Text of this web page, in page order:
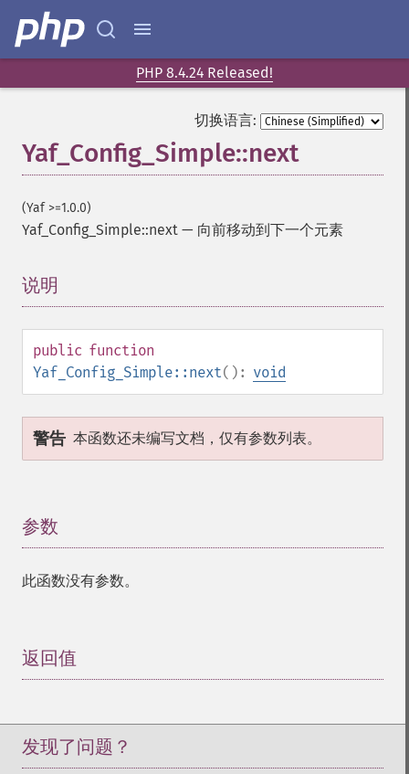
PHP 8.4.24 Released!
切换语言:
Yaf_Config_Simple::next
(Yaf >=1.0.0)
Yaf_Config_Simple::next — 向前移动到下一个元素
说明
public function
Yaf_Config_Simple::next(): void
警告 本函数还未编写文档，仅有参数列表。
参数
此函数没有参数。
返回值
发现了问题？